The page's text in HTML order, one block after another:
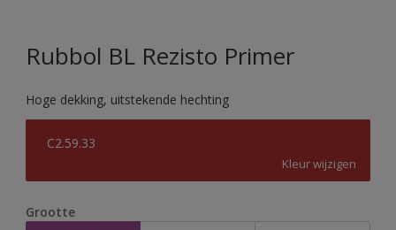
Rubbol BL Rezisto Primer
Hoge dekking, uitstekende hechting
C2.59.33
Kleur wijzigen
Grootte